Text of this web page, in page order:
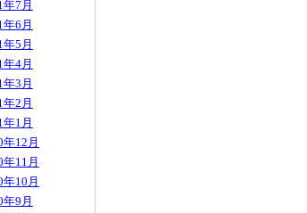
年7月
年6月
年5月
年4月
年3月
年2月
年1月
年12月
年11月
年10月
年9月